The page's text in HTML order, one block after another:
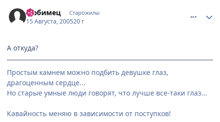
Любимец Старожилы
15 Августа, 200520 г
А откуда?
Простым камнем можно подбить девушке глаз,
драгоценным сердце...
Но старые умные люди говорят, что лучше все-таки глаз...
Кавайность меняю в зависимости от поступков!